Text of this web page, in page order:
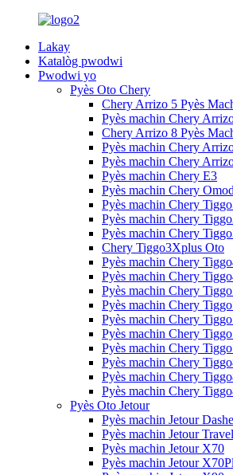
Lakay
Katalòg pwodwi
Pwodwi yo
Pyès Oto Chery
Chery Arrizo 5 Pyès
Pyès machin Chery
Chery Arrizo 8 Pyès
Pyès machin Chery
Pyès machin Chery
Pyès machin Chery E3
Pyès machin Chery
Pyès machin Chery
Pyès machin Chery
Pyès machin Chery
Chery Tiggo3Xplus Oto
Pyès machin Chery
Pyès machin Chery
Pyès machin Chery
Pyès machin Chery
Pyès machin Chery
Pyès machin Chery
Pyès machin Chery
Pyès machin Chery
Pyès machin Chery
Pyès machin Chery
Pyès Oto Jetour
Pyès machin Jetour
Pyès machin Jetour
Pyès machin Jetour X70
Pyès machin Jetour